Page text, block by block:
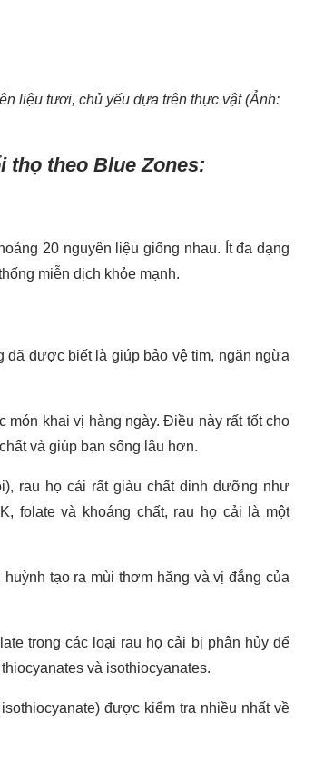
liệu tươi, chủ yếu dựa trên thực vật (Ảnh:
thọ theo Blue Zones:
20 nguyên liệu giống nhau. Ít đa dạng
miễn dịch khỏe mạnh.
đã được biết là giúp bảo vệ tim, ngăn ngừa
khai vị hàng ngày. Điều này rất tốt cho
và giúp bạn sống lâu hơn.
rau họ cải rất giàu chất dinh dưỡng như
folate và khoáng chất, rau họ cải là một
tạo ra mùi thơm hăng và vị đắng của
trong các loại rau họ cải bị phân hủy để
và isothiocyanates.
được kiểm tra nhiều nhất về